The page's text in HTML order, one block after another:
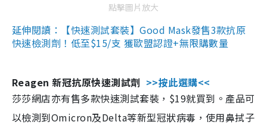
點擊圖片放大
延伸閱讀：【快速測試套裝】Good Mask發售3款抗原
快速檢測劑！低至$15/支 獲歐盟認證+無限購數量
Reagen 新冠抗原快速測試劑 >>按此選購<<
莎莎網店亦有售多款快速測試套裝，$19就買到。產品可
以檢測到Omicron及Delta等新型冠狀病毒，使用鼻拭子